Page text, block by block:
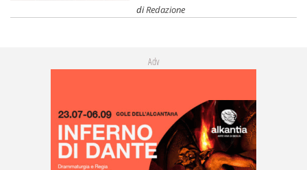
diRedazione
Adv